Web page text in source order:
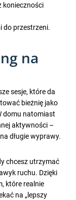
konieczności
do przestrzeni.
na
sesje, które da
bieżnię jako
domu natomiast
aktywności –
długie wyprawy.
chcesz utrzymać
ruchu. Dzięki
które realnie
na „lepszy